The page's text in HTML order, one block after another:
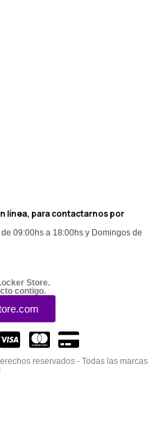
línea, para contactarnos por
09:00hs a 18:00hs y Domingos de
Store.
contigo.
reservados - Todas las marcas